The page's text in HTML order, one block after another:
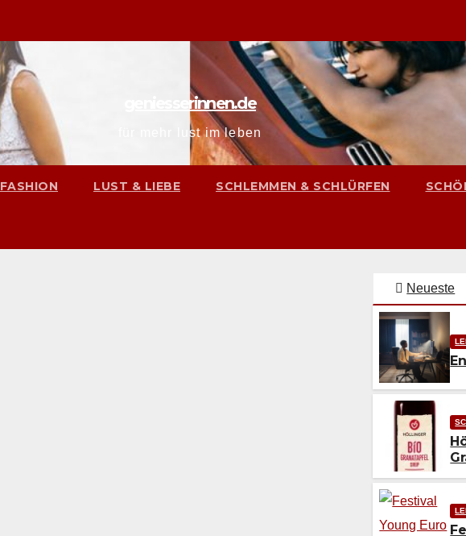
geniesserinnen.de
für mehr lust im leben
FASHION LUST & LIEBE SCHLEMMEN & SCHLÜRFEN
Neueste